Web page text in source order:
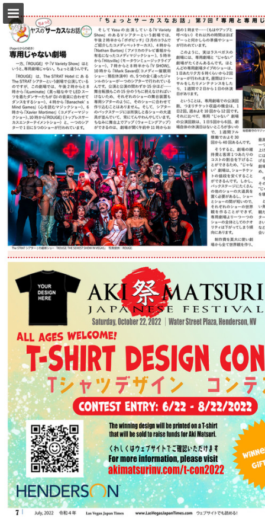
lasvegasjapantimes.com
ページの概要
PDFとしてダウンロード
レポート発行